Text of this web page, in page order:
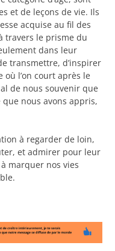
et de leçons de vie. Ils
acquise au fil des
travers le prisme du
dans leur
transmettre, d’inspirer
l’on court après le
de nous souvenir que
nous avons appris,
à regarder de loin,
et admirer pour leur
marquer nos vies